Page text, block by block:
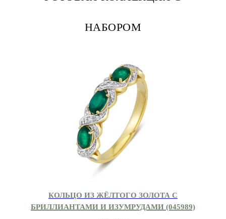
НАБОРОМ
КОЛЬЦО ИЗ ЖЁЛТОГО ЗОЛОТА С
БРИЛЛИАНТАМИ И ИЗУМРУДАМИ (045989)